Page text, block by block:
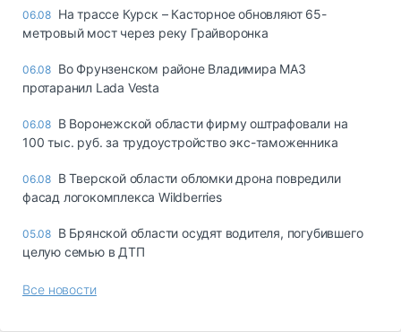
06.08 На трассе Курск – Касторное обновляют 65-
метровый мост через реку Грайворонка
06.08 Во Фрунзенском районе Владимира МАЗ
протаранил Lada Vesta
06.08 В Воронежской области фирму оштрафовали на
100 тыс. руб. за трудоустройство экс-таможенника
06.08 В Тверской области обломки дрона повредили
фасад логокомплекса Wildberries
05.08 В Брянской области осудят водителя, погубившего
целую семью в ДТП
Все новости